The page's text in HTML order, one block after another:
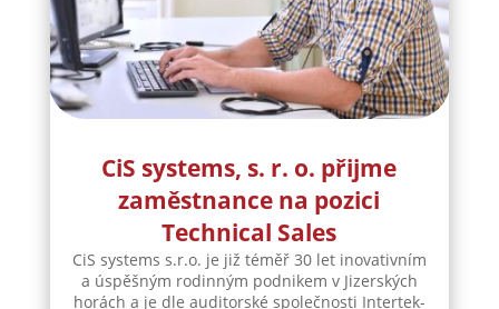
CiS systems, s. r. o. přijme
zaměstnance na pozici
Technical Sales
CiS systems s.r.o. je již téměř 30 let inovativním
London roky jedním z nejlepších
zaměstnavatelů v celosvětovém srovnání.
Vyvíjíme a vyrábíme specifická řešení kabelové
konfekce...
číst více